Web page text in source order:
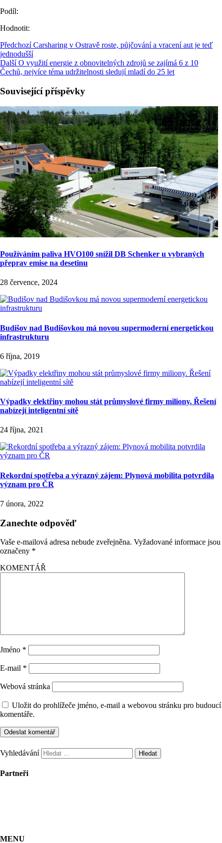
Podíl:
Hodnotit:
Předchozí Carsharing v Ostravě roste, půjčování a vracení aut je teď
jednodušší
Další O využití energie z obnovitelných zdrojů se zajímá 6 z 10
Čechů, nejvíce téma udržitelnosti sledují mladí do 25 let
Související příspěvky
Používáním paliva HVO100 snížil DB Schenker u vybraných
přeprav emise na desetinu
28 července, 2024
Budišov nad Budišovkou má novou supermoderní energetickou
infrastrukturu
6 října, 2019
Výpadky elektřiny mohou stát průmyslové firmy miliony. Řešení
nabízejí inteligentní sítě
24 října, 2021
Rekordní spotřeba a výrazný zájem: Plynová mobilita potvrdila
význam pro ČR
7 února, 2022
Zanechte odpověď
Vaše e-mailová adresa nebude zveřejněna. Vyžadované informace jsou
označeny *
KOMENTÁŘ
Jméno *
E-mail *
Webová stránka
Uložit do prohlížeče jméno, e-mail a webovou stránku pro budoucí
komentáře.
Vyhledávání
Partneři
MENU